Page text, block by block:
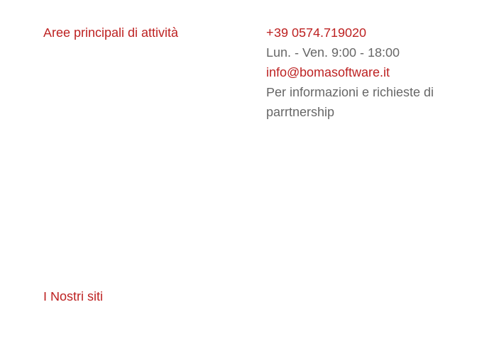
Aree principali di attività
I Nostri siti
+39 0574.719020
Lun. - Ven. 9:00 - 18:00
info@bomasoftware.it
Per informazioni e richieste di
parrtnership